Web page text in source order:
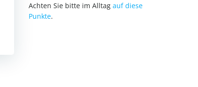
Achten Sie bitte im Alltag auf diese
Punkte.